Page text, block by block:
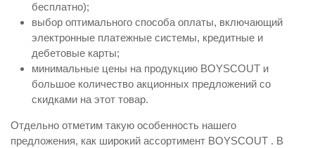
бесплатно);
выбор оптимального способа оплаты, включающий
электронные платежные системы, кредитные и
дебетовые карты;
минимальные цены на продукцию BOYSCOUT и
большое количество акционных предложений со
скидками на этот товар.
Отдельно отметим такую особенность нашего
предложения, как широкий ассортимент BOYSCOUT . В